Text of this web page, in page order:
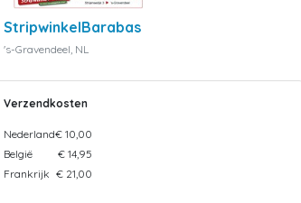
StripwinkelBarabas
's-Gravendeel, NL
Verzendkosten
Nederland€ 10,00
België
€ 14,95
Frankrijk € 21,00